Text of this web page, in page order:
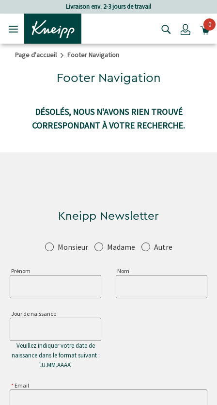
Passer au contenu principal
Passer au contenu du pied de page
Livraison env. 2-3 jours de travail
Login0
Page d'accueil Footer Navigation
Footer Navigation
DÉSOLÉS, NOUS N'AVONS RIEN TROUVÉ
CORRESPONDANT À VOTRE RECHERCHE.
Kneipp Newsletter
SalutationMonsieur Madame Autre
Prénom Nom
Jour de naissance
Veuillez indiquer votre date de
naissance dans le format suivant :
'JJ.MM.AAAA'
Email